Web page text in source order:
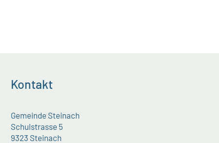
Kontakt
Gemeinde Steinach
Schulstrasse 5
9323 Steinach